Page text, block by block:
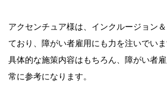
アクセンチュア様は、インクルージョン
ており、障がい者雇用にも力を注いでいま
具体的な施策内容はもちろん、障がい者
常に参考になります。